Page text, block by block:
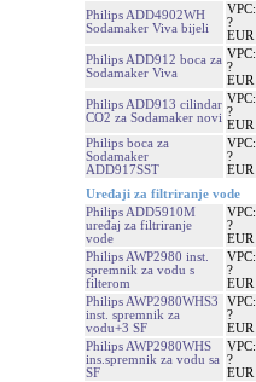
Philips ADD4902WH
Sodamaker Viva bijeli
VPC:
?
EUR
Philips ADD912 boca za
Sodamaker Viva
VPC:
?
EUR
Philips ADD913 cilindar
CO2 za Sodamaker novi
VPC:
?
EUR
Philips boca za
Sodamaker
ADD917SST
VPC:
?
EUR
Uređaji za filtriranje vode
Philips ADD5910M
uređaj za filtriranje
vode
VPC:
?
EUR
Philips AWP2980 inst.
spremnik za vodu s
filterom
VPC:
?
EUR
Philips AWP2980WHS3
inst. spremnik za
vodu+3 SF
VPC:
?
EUR
Philips AWP2980WHS
ins.spremnik za vodu sa
SF
VPC:
?
EUR